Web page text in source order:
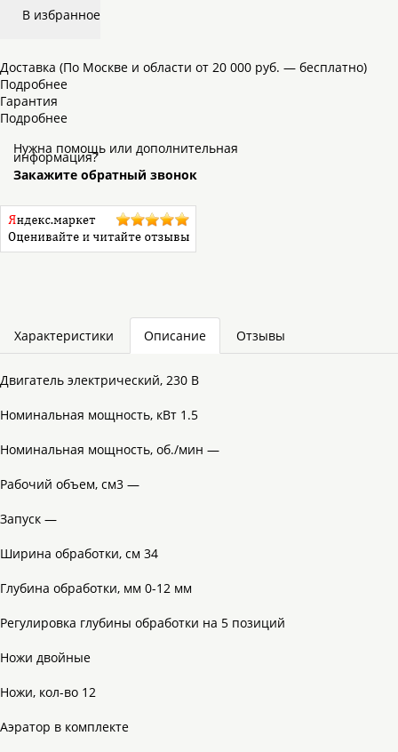
В избранное
Доставка (По Москве и области от 20 000 руб. — бесплатно)
Подробнее
Гарантия
Подробнее
Нужна помощь или дополнительная
информация?
Закажите обратный звонок
Характеристики Описание Отзывы
Двигатель электрический, 230 В
Номинальная мощность, кВт 1.5
Номинальная мощность, об./мин —
Рабочий объем, см3 —
Запуск —
Ширина обработки, см 34
Глубина обработки, мм 0-12 мм
Регулировка глубины обработки на 5 позиций
Ножи двойные
Ножи, кол-во 12
Аэратор в комплекте